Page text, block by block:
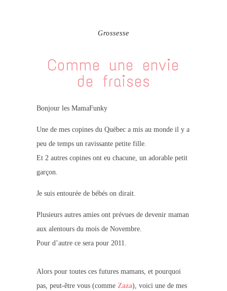
Grossesse
Comme une envie
de fraises
Bonjour les MamaFunky
Une de mes copines du Québec a mis au monde il y a
peu de temps un ravissante petite fille.
Et 2 autres copines ont eu chacune, un adorable petit
garçon.
Je suis entourée de bébés on dirait.
Plusieurs autres amies ont prévues de devenir maman
aux alentours du mois de Novembre.
Pour d’autre ce sera pour 2011
Alors pour toutes ces futures mamans, et pourquoi
pas, peut-être vous (comme Zaza), voici une de mes